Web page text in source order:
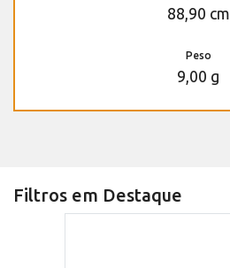
88,90 cm
Peso
9,00 g
Filtros em Destaque